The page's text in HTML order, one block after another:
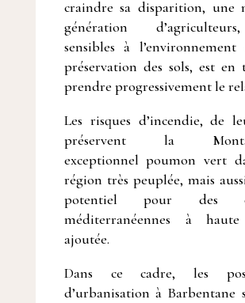
craindre sa disparition, une
génération
sensibles à
préservation des sols, est en
prendre progressivement le
Les risques d’incendie, de
préservent la
exceptionnel poumon vert
région très peuplée, mais
potentiel pour des
méditerranéennes à
ajoutée.
Dans ce cadre, les
d’urbanisation à Barbentane